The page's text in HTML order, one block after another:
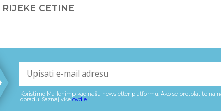
RIJEKE CETINE
Koristimo Mailchimp kao našu newsletter platformu. Ako se pretplatite
obradu. Saznaj više ovdje.